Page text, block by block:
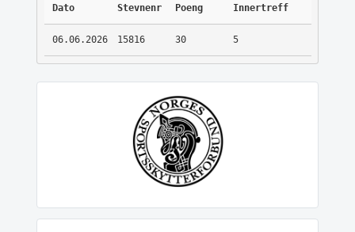
Dato Stevnenr Poeng Innertreff
06.06.2026 15816 30 5